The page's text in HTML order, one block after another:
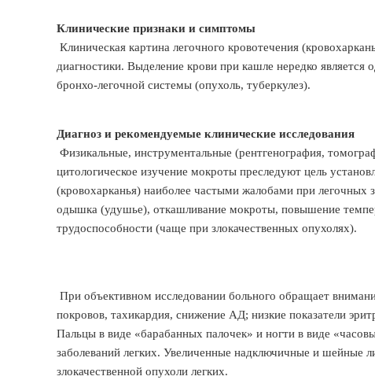
Клинические признаки и симптомы
Клиническая картина легочного кровотечения
диагностики. Выделение крови при кашле нередко
бронхо-легочной системы (опухоль, туберкулез).
Диагноз и рекомендуемые клинические исследования
Физикальные, инструментальные (рентгенография,
цитологическое изучение мокроты преследуют цель
(кровохарканья) наиболее частыми жалобами при легочных
одышка (удушье), откашливание мокроты, повышение
трудоспособности (чаще при злокачественных опухолях).
При объективном исследовании больного обращает
покровов, тахикардия, снижение АД; низкие показатели
Пальцы в виде «барабанных палочек» и ногти в виде
заболеваний легких. Увеличенные надключичные и шейные
злокачественной опухоли легких.